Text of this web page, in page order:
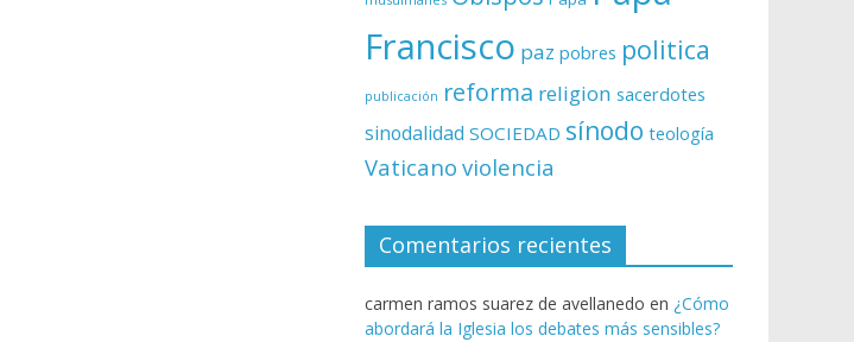
Francisco paz pobres politica
publicación reforma religion sacerdotes
sinodalidad SOCIEDAD sínodo teología
Vaticano violencia
Comentarios recientes
carmen ramos suarez de avellanedo en ¿Cómo
abordará la Iglesia los debates más sensibles?